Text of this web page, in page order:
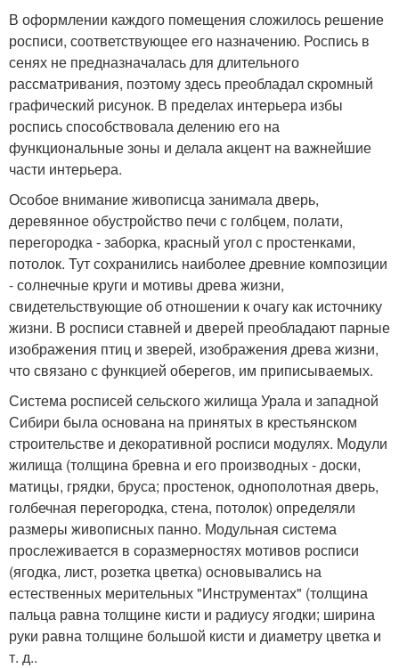
В оформлении каждого помещения сложилось решение
росписи, соответствующее его назначению. Роспись в
сенях не предназначалась для длительного
рассматривания, поэтому здесь преобладал скромный
графический рисунок. В пределах интерьера избы
роспись способствовала делению его на
функциональные зоны и делала акцент на важнейшие
части интерьера.
Особое внимание живописца занимала дверь,
деревянное обустройство печи с голбцем, полати,
перегородка - заборка, красный угол с простенками,
потолок. Тут сохранились наиболее древние композиции
- солнечные круги и мотивы древа жизни,
свидетельствующие об отношении к очагу как источнику
жизни. В росписи ставней и дверей преобладают парные
изображения птиц и зверей, изображения древа жизни,
что связано с функцией оберегов, им приписываемых.
Система росписей сельского жилища Урала и западной
Сибири была основана на принятых в крестьянском
строительстве и декоративной росписи модулях. Модули
жилища (толщина бревна и его производных - доски,
матицы, грядки, бруса; простенок, однополотная дверь,
голбечная перегородка, стена, потолок) определяли
размеры живописных панно. Модульная система
прослеживается в соразмерностях мотивов росписи
(ягодка, лист, розетка цветка) основывались на
естественных мерительных "Инструментах" (толщина
пальца равна толщине кисти и радиусу ягодки; ширина
руки равна толщине большой кисти и диаметру цветка и
т. д..